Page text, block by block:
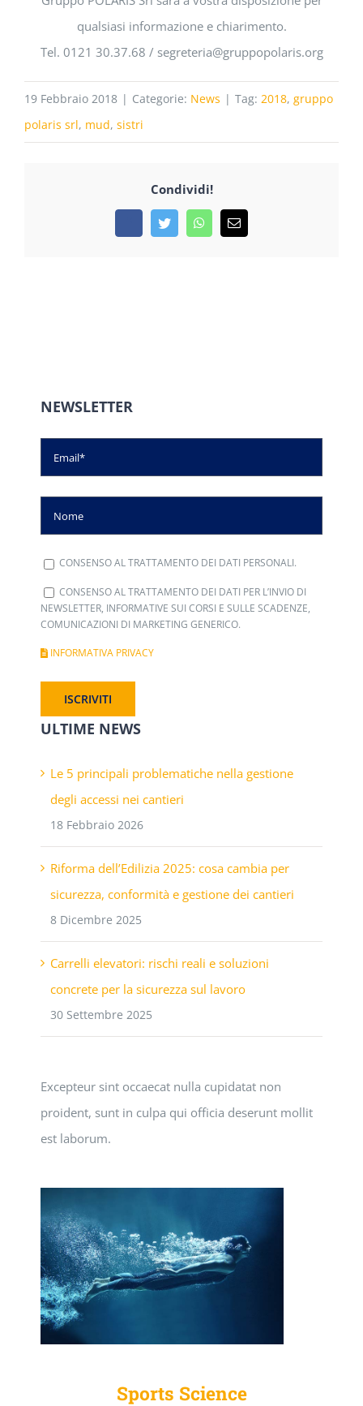
qualsiasi informazione e chiarimento.
Tel. 0121 30.37.68 / segreteria@gruppopolaris.org
19 Febbraio 2018 | Categorie: News | Tag: 2018, gruppo
polaris srl, mud, sistri
Condividi!
FacebookTwitterWhatsApp
Email
NEWSLETTER
CONSENSO AL TRATTAMENTO DEI DATI PERSONALI.
CONSENSO AL TRATTAMENTO DEI DATI PER L’INVIO DI
NEWSLETTER, INFORMATIVE SUI CORSI E SULLE SCADENZE,
COMUNICAZIONI DI MARKETING GENERICO.
INFORMATIVA PRIVACY
ULTIME NEWS
Le 5 principali problematiche nella gestione
degli accessi nei cantieri
18 Febbraio 2026
Riforma dell’Edilizia 2025: cosa cambia per
sicurezza, conformità e gestione dei cantieri
8 Dicembre 2025
Carrelli elevatori: rischi reali e soluzioni
concrete per la sicurezza sul lavoro
30 Settembre 2025
Excepteur sint occaecat nulla cupidatat non
proident, sunt in culpa qui officia deserunt mollit
est laborum.
Sports Science